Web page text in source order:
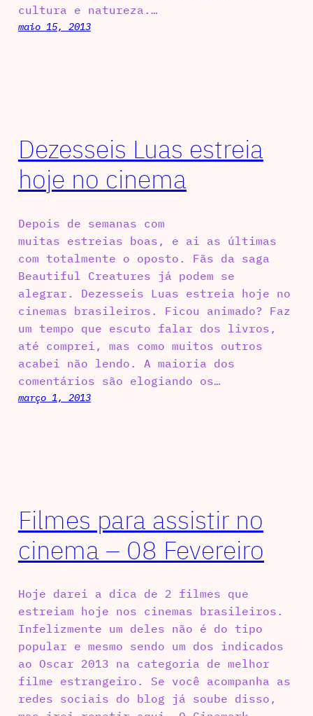
cultura e natureza.…
maio 15, 2013
Dezesseis Luas estreia
hoje no cinema
Depois de semanas com
muitas estreias boas, e ai as últimas
com totalmente o oposto. Fãs da saga
Beautiful Creatures já podem se
alegrar. Dezesseis Luas estreia hoje no
cinemas brasileiros. Ficou animado? Faz
um tempo que escuto falar dos livros,
até comprei, mas como muitos outros
acabei não lendo. A maioria dos
comentários são elogiando os…
março 1, 2013
Filmes para assistir no
cinema – 08 Fevereiro
Hoje darei a dica de 2 filmes que
estreiam hoje nos cinemas brasileiros.
Infelizmente um deles não é do tipo
popular e mesmo sendo um dos indicados
ao Oscar 2013 na categoria de melhor
filme estrangeiro. Se você acompanha as
redes sociais do blog já soube disso,